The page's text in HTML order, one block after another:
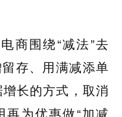
商围绕“减法”去
存、用满减添单
长的方式，取消
为优惠做“加减